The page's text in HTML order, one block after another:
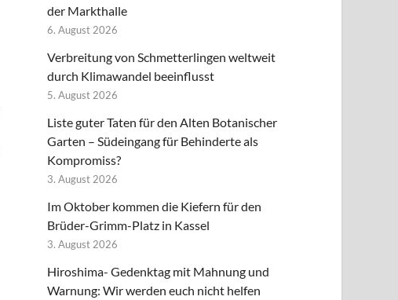
der Markthalle
6. August 2026
Verbreitung von Schmetterlingen weltweit
durch Klimawandel beeinflusst
5. August 2026
Liste guter Taten für den Alten Botanischer
Garten – Südeingang für Behinderte als
Kompromiss?
3. August 2026
Im Oktober kommen die Kiefern für den
Brüder-Grimm-Platz in Kassel
3. August 2026
Hiroshima- Gedenktag mit Mahnung und
Warnung: Wir werden euch nicht helfen